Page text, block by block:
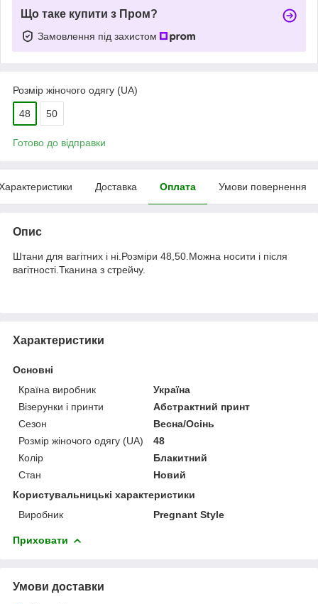
Що таке купити з Пром?
Замовлення під захистом
Розмір жіночого одягу (UA)
48 50
Готово до відправки
Доставка Оплата Умови повернення
Опис
Штани для вагітних і ні.Розміри 48,50.Можна носити і після
вагітності.Тканина з стрейчу.
Характеристики
Основні
Країна виробник
Україна
Візерунки і принти
Абстрактний принт
Сезон
Весна/Осінь
Розмір жіночого одягу (UA)
48
Колір
Блакитний
Стан
Новий
Користувальницькі характеристики
Виробник
Pregnant Style
Приховати
Умови доставки